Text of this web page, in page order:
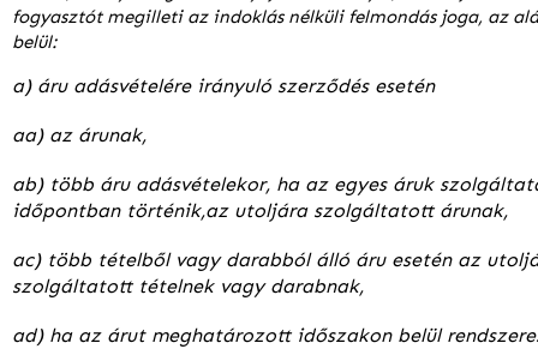
fogyasztót megilleti az indoklás nélküli felmondás joga, az
belül:
a) áru adásvételére irányuló szerződés esetén
aa) az árunak,
ab) több áru adásvételekor, ha az egyes áruk
időpontban történik,az utoljára szolgáltatott árunak,
ac) több tételből vagy darabból álló áru esetén az
szolgáltatott tételnek vagy darabnak,
ad) ha az árut meghatározott időszakon belül